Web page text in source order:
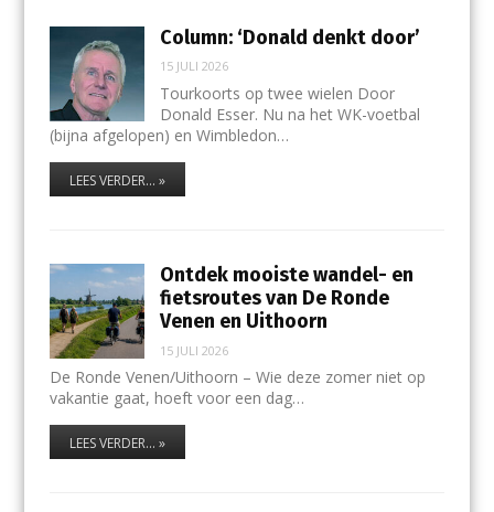
Column: ‘Donald denkt door’
15 JULI 2026
Tourkoorts op twee wielen Door
Donald Esser. Nu na het WK-voetbal
(bijna afgelopen) en Wimbledon…
LEES VERDER... »
Ontdek mooiste wandel- en
fietsroutes van De Ronde
Venen en Uithoorn
15 JULI 2026
De Ronde Venen/Uithoorn – Wie deze zomer niet op
vakantie gaat, hoeft voor een dag…
LEES VERDER... »